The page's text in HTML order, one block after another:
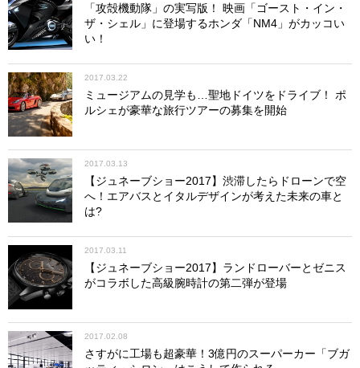
「攻殻機動隊」の実写版！ 映画「ゴースト・イン・
ザ・シェル」に登場するホンダ「NM4」がカッコい
い！
2017.03.22
ミュージアムの見学も…聖地ドイツをドライブ！ ポ
ルシェが豪華な旅行ツアーの募集を開始
2017.03.13
【ジュネーブショー2017】渋滞したらドローンで空
へ！エアバスとイタルデザインが考えた未来の車と
は?
2017.03.11
【ジュネーブショー2017】ランドローバーとゼニス
がコラボした高級腕時計の第二弾が登場
2017.02.08
さすがに工場も超豪華！3億円のスーパーカー「ブガ